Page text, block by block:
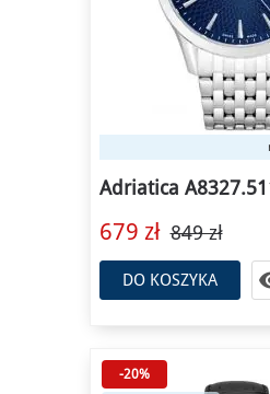
Adriatica
679 zł 849 zł
DO KOSZYKA
-20%